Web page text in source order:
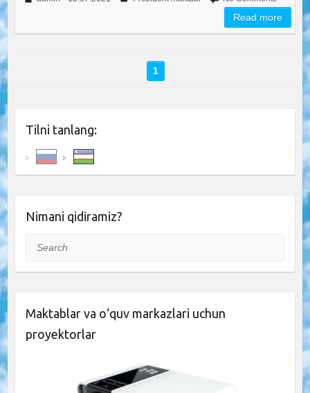
Read more
1
Tilni tanlang:
Nimani qidiramiz?
Search
Maktablar va o‘quv markazlari uchun
proyektorlar